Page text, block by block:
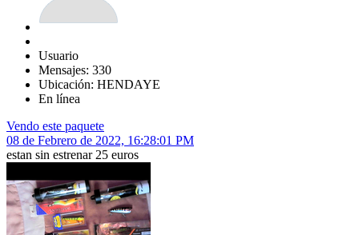
Usuario
Mensajes: 330
Ubicación: HENDAYE
En línea
Vendo este paquete
08 de Febrero de 2022, 16:28:01 PM
estan sin estrenar 25 euros